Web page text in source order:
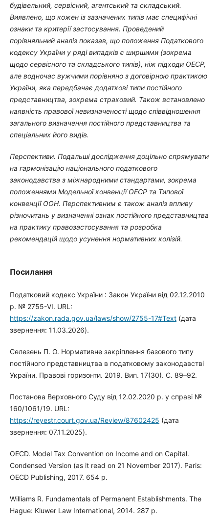
будівельний, сервісний, агентський та складський.
Виявлено, що кожен із зазначених типів має специфічні
ознаки та критерії застосування. Проведений
порівняльний аналіз показав, що положення Податкового
кодексу України у ряді випадків є ширшими (зокрема
щодо сервісного та складського типів), ніж підходи ОЕСР,
але водночас вужчими порівняно з договірною практикою
України, яка передбачає додаткові типи постійного
представництва, зокрема страховий. Також встановлено
наявність правової невизначеності щодо співвідношення
загального визначення постійного представництва та
спеціальних його видів.
Перспективи. Подальші дослідження доцільно спрямувати
на гармонізацію національного податкового
законодавства з міжнародними стандартами, зокрема
положеннями Модельної конвенції ОЕСР та Типової
конвенції ООН. Перспективним є також аналіз впливу
різночитань у визначенні ознак постійного представництва
на практику правозастосування та розробка
рекомендацій щодо усунення нормативних колізій.
Посилання
Податковий кодекс України : Закон України від 02.12.2010
р. № 2755-VI. URL:
https://zakon.rada.gov.ua/laws/show/2755-17#Text(дата
звернення: 11.03.2026).
Селезень П. О. Нормативне закріплення базового типу
постійного представництва в податковому законодавстві
України. Правові горизонти. 2019. Вип. 17(30). С. 89–92.
Постанова Верховного Суду від 12.02.2020 р. у справі №
160/1061/19. URL:
https://reyestr.court.gov.ua/Review/87602425 (дата
звернення: 07.11.2025).
OECD. Model Tax Convention on Income and on Capital.
Condensed Version (as it read on 21 November 2017). Paris:
OECD Publishing, 2017. 654 p.
Williams R. Fundamentals of Permanent Establishments. The
Hague: Kluwer Law International, 2014. 287 p.